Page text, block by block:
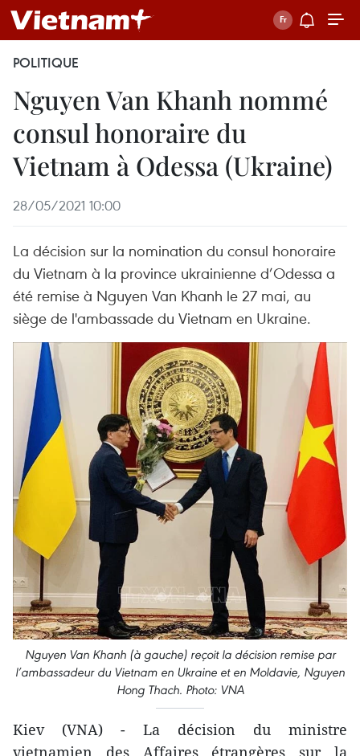
POLITIQUE
Nguyen Van Khanh nommé
consul honoraire du
Vietnam à Odessa (Ukraine)
28/05/2021 10:00
La décision sur la nomination du consul honoraire
du Vietnam à la province ukrainienne d’Odessa a
été remise à Nguyen Van Khanh le 27 mai, au
siège de l'ambassade du Vietnam en Ukraine.
Nguyen Van Khanh (à gauche) reçoit la décision remise par
l’ambassadeur du Vietnam en Ukraine et en Moldavie, Nguyen
Hong Thach. Photo: VNA
Kiev (VNA) - La décision du ministre
vietnamien des Affaires étrangères sur la